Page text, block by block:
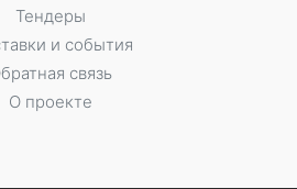
Тендеры
и события
связь
О проекте